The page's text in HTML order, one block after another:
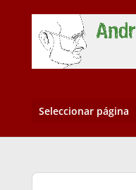
Seleccionar página